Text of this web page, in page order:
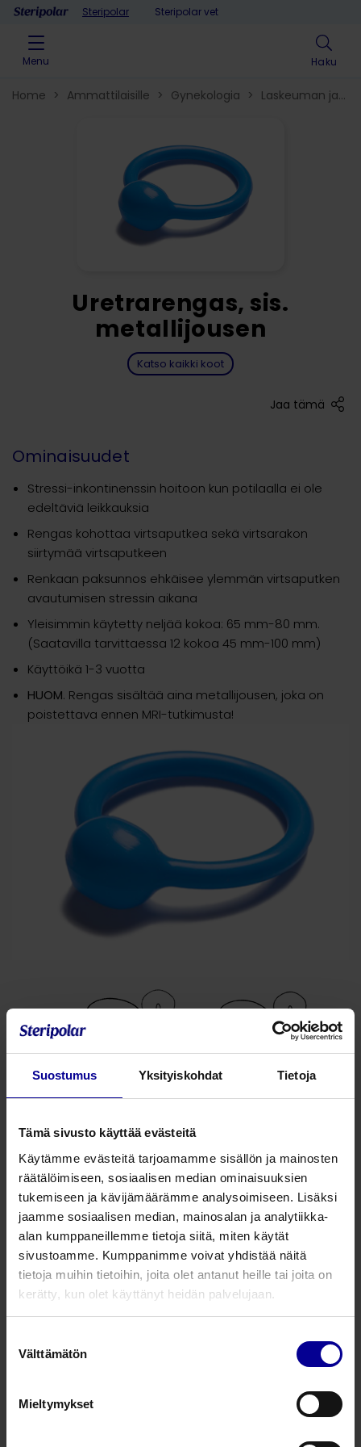
Suostumus Yksityiskohdat Tietoja
Tämä sivusto käyttää evästeitä
Käytämme evästeitä tarjoamamme sisällön ja mainosten
räätälöimiseen, sosiaalisen median ominaisuuksien
tukemiseen ja kävijämäärämme analysoimiseen. Lisäksi
jaamme sosiaalisen median, mainosalan ja analytiikka-
alan kumppaneillemme tietoja siitä, miten käytät
sivustoamme. Kumppanimme voivat yhdistää näitä
tietoja muihin tietoihin, joita olet antanut heille tai joita on
kerätty, kun olet käyttänyt heidän palvelujaan.
valinta
Välttämätön
Mieltymykset
Skip to contentSteripolar Steripolar vet
Menu Haku
Home > Ammattilaisille > Gynekologia > Laskeuman ja
Ominaisuudet
Stressi-inkontinenssin hoitoon kun potilaalla ei ole
edeltäviä leikkauksia
Rengas kohottaa virtsaputkea sekä virtsarakon
siirtymää virtsaputkeen
Renkaan paksunnos ehkäisee ylemmän virtsaputken
avautumisen stressin aikana
Yleisimmin käytetty neljää kokoa: 65 mm-80 mm.
(Saatavilla tarvittaessa 12 kokoa 45 mm-100 mm)
Käyttöikä 1-3 vuotta
HUOM. Rengas sisältää aina metallijousen, joka on
poistettava ennen MRI-tutkimusta!
Tuotenumero Tuotekuvaus
UPM45 Uretrarengas, sis. metallijousen 45
UPM50 Uretrarengas, sis. metallijousen
UPM55 Uretrarengas, sis. metallijousen
UPM60 Uretrarengas, sis. metallijousen
UPM65 Uretrarengas, sis. metallijousen 65
Uretrarengas, sis. metallijousen 75
Uretrarengas, sis.
metallijousen
Katso kaikki koot
Jaa tämä